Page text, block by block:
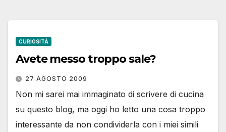
CURIOSITÀ
Avete messo troppo sale?
27 AGOSTO 2009
Non mi sarei mai immaginato di scrivere di cucina
su questo blog, ma oggi ho letto una cosa troppo
interessante da non condividerla con i miei simili